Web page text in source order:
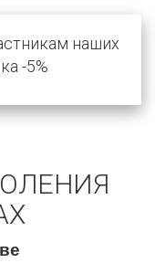
наших
-5%